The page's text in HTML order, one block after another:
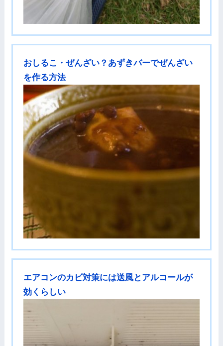
おしるこ・ぜんざい？あずきバーでぜんざい
を作る方法
エアコンのカビ対策には送風とアルコールが
効くらしい